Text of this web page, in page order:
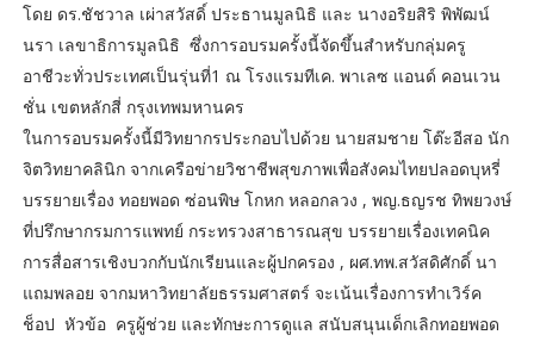
โดย ดร.ชัชวาล เผ่าสวัสดิ์ ประธานมูลนิธิ และ นางอริยสิริ พิพัฒน์
นรา เลขาธิการมูลนิธิ ซึ่งการอบรมครั้งนี้จัดขึ้นสำหรับกลุ่มครู
อาชีวะทั่วประเทศเป็นรุ่นที่1 ณ โรงแรมทีเค. พาเลซ แอนด์ คอนเวน
ชั่น เขตหลักสี่ กรุงเทพมหานคร
ในการอบรมครั้งนี้มีวิทยากรประกอบไปด้วย นายสมชาย โต๊ะอีสอ นัก
จิตวิทยาคลินิก จากเครือข่ายวิชาชีพสุขภาพเพื่อสังคมไทยปลอดบุหรี่
บรรยายเรื่อง ทอยพอด ซ่อนพิษ โกหก หลอกลวง , พญ.ธญรช ทิพยวงษ์
ที่ปรึกษากรมการแพทย์ กระทรวงสาธารณสุข บรรยายเรื่องเทคนิค
การสื่อสารเชิงบวกกับนักเรียนและผู้ปกครอง , ผศ.ทพ.สวัสดิศักดิ์ นา
แถมพลอย จากมหาวิทยาลัยธรรมศาสตร์ จะเน้นเรื่องการทำเวิร์ค
ช็อป หัวข้อ ครูผู้ช่วย และทักษะการดูแล สนับสนุนเด็กเลิกทอยพอด